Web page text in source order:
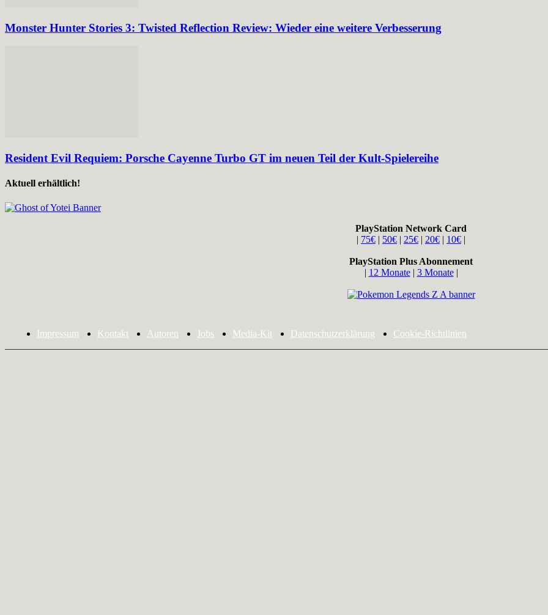
Monster Hunter Stories 3: Twisted Reflection Review: Wieder eine weitere Verbesserung
Resident Evil Requiem: Porsche Cayenne Turbo GT im neuen Teil der Kult-Spielereihe
Aktuell erhältlich!
PlayStation Network Card
| 75€ | 50€ | 25€ | 20€ | 10€ |
PlayStation Plus Abonnement
| 12 Monate| 3 Monate|
Impressum Kontakt Autoren Jobs Media-Kit Datenschutzerklärung Cookie-Richtlinien